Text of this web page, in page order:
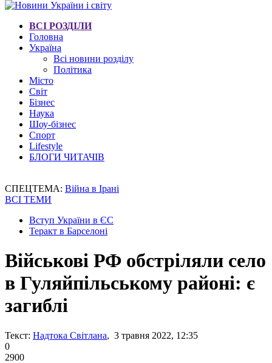
ВСІ РОЗДІЛИ
Головна
Україна
Всі новини розділу
Політика
Місто
Світ
Бізнес
Наука
Шоу-бізнес
Спорт
Lifestyle
БЛОГИ ЧИТАЧІВ
СПЕЦТЕМА: Війна в Ірані
ВСІ ТЕМИ
Вступ України в ЄС
Теракт в Барселоні
Військові РФ обстріляли село
в Гуляйпільському районі: є
загиблі
Текст: Надтока Світлана, 3 травня 2022, 12:35
0
2900